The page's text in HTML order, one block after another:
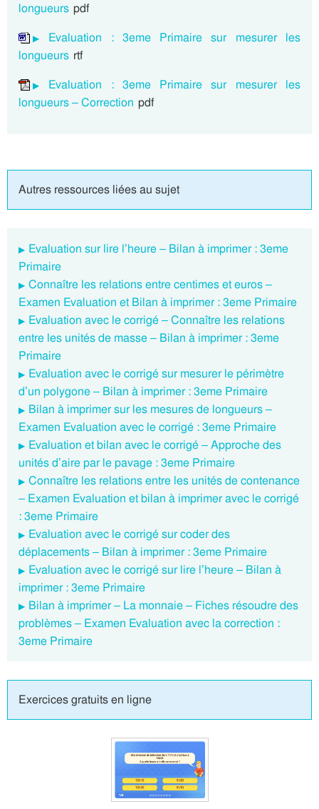
longueurs pdf
Evaluation : 3eme Primaire sur mesurer les
longueurs rtf
Evaluation : 3eme Primaire sur mesurer les
longueurs – Correction pdf
Autres ressources liées au sujet
Evaluation sur lire l’heure – Bilan à imprimer : 3eme
Primaire
Connaître les relations entre centimes et euros –
Examen Evaluation et Bilan à imprimer : 3eme Primaire
Evaluation avec le corrigé – Connaître les relations
entre les unités de masse – Bilan à imprimer : 3eme
Primaire
Evaluation avec le corrigé sur mesurer le périmètre
d’un polygone – Bilan à imprimer : 3eme Primaire
Bilan à imprimer sur les mesures de longueurs –
Examen Evaluation avec le corrigé : 3eme Primaire
Evaluation et bilan avec le corrigé – Approche des
unités d’aire par le pavage : 3eme Primaire
Connaître les relations entre les unités de contenance
– Examen Evaluation et bilan à imprimer avec le corrigé
: 3eme Primaire
Evaluation avec le corrigé sur coder des
déplacements – Bilan à imprimer : 3eme Primaire
Evaluation avec le corrigé sur lire l’heure – Bilan à
imprimer : 3eme Primaire
Bilan à imprimer – La monnaie – Fiches résoudre des
problèmes – Examen Evaluation avec la correction :
3eme Primaire
Exercices gratuits en ligne